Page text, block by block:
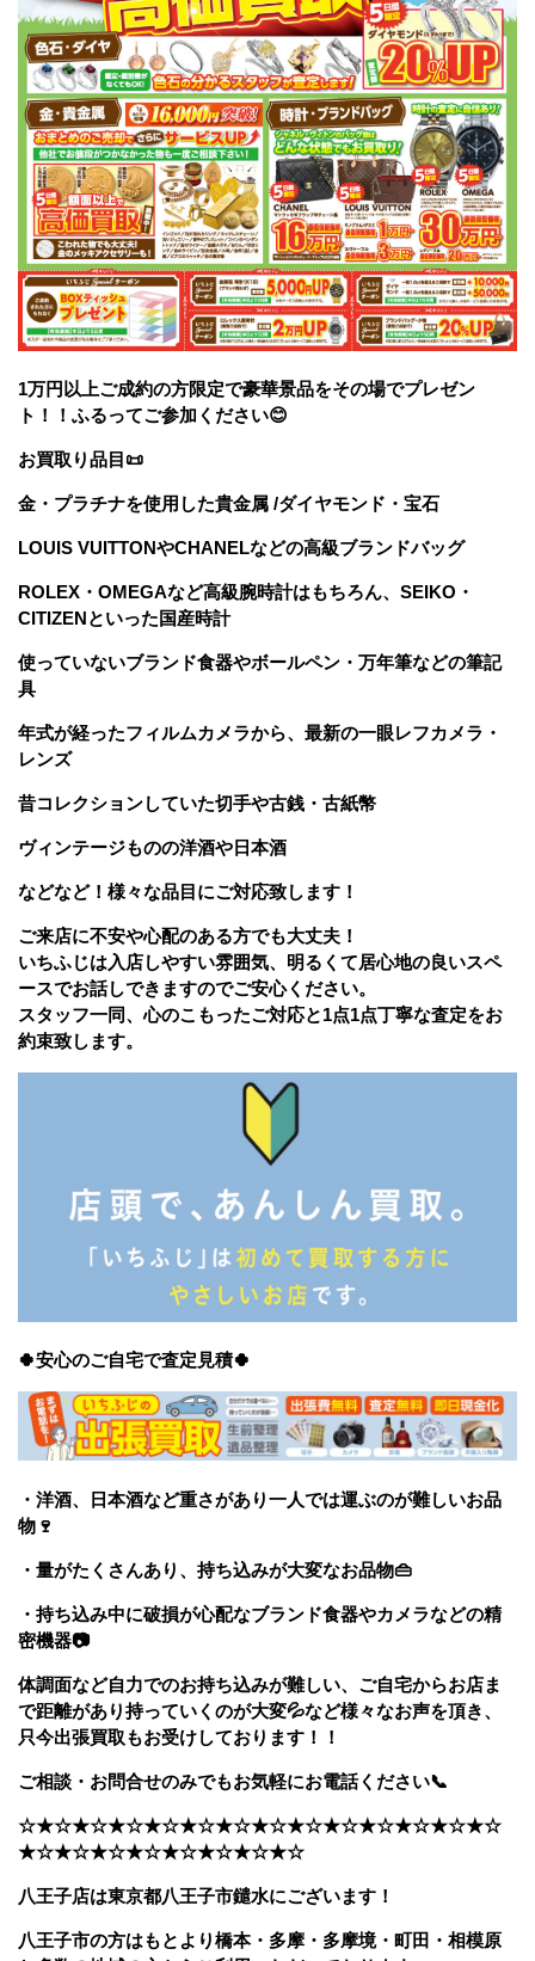
1万円以上ご成約の方限定で豪華景品をその場でプレゼン
ト！！ふるってご参加ください😊
お買取り品目📜
金・プラチナを使用した貴金属 /ダイヤモンド・宝石
LOUIS VUITTONやCHANELなどの高級ブランドバッグ
ROLEX・OMEGAなど高級腕時計はもちろん、SEIKO・
CITIZENといった国産時計
使っていないブランド食器やボールペン・万年筆などの筆記
具
年式が経ったフィルムカメラから、最新の一眼レフカメラ・
レンズ
昔コレクションしていた切手や古銭・古紙幣
ヴィンテージものの洋酒や日本酒
などなど！様々な品目にご対応致します！
ご来店に不安や心配のある方でも大丈夫！
いちふじは入店しやすい雰囲気、明るくて居心地の良いスペ
ースでお話しできますのでご安心ください。
スタッフ一同、心のこもったご対応と1点1点丁寧な査定をお
約束致します。
🍀安心のご自宅で査定見積🍀
・洋酒、日本酒など重さがあり一人では運ぶのが難しいお品
物🍷
・量がたくさんあり、持ち込みが大変なお品物👜
・持ち込み中に破損が心配なブランド食器やカメラなどの精
密機器📷
体調面など自力でのお持ち込みが難しい、ご自宅からお店ま
で距離があり持っていくのが大変💦など様々なお声を頂き、
只今出張買取もお受けしております！！
ご相談・お問合せのみでもお気軽にお電話ください📞
☆★☆★☆★☆★☆★☆★☆★☆★☆★☆★☆★☆★☆★☆
★☆★☆★☆★☆★☆★☆★☆★☆
八王子店は東京都八王子市鑓水にございます！
八王子市の方はもとより橋本・多摩・多摩境・町田・相模原